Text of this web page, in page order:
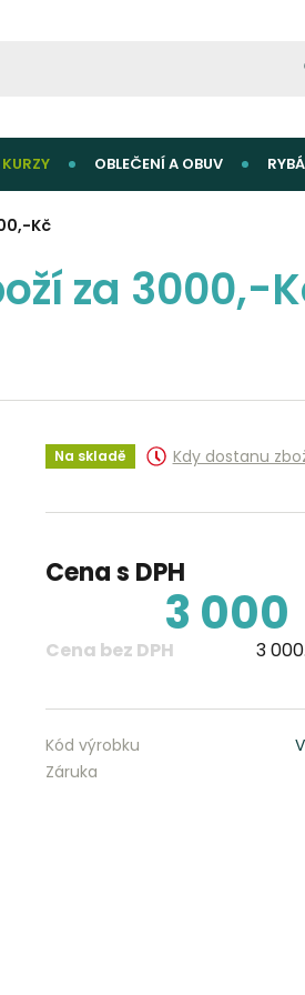
OBLEČENÍ A OBUV
Kč
za 3000,-
Na skladě Kdy dostanu
Cena s DPH
3 000
Cena bez DPH 3
Kód výrobku
Záruka